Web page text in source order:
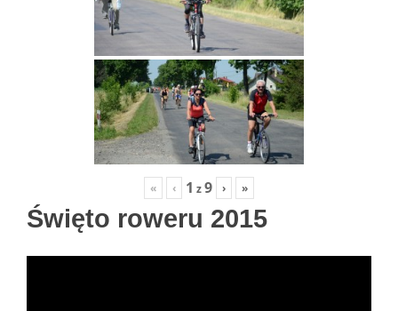
« ‹ 1 z9 › »
Święto roweru 2015